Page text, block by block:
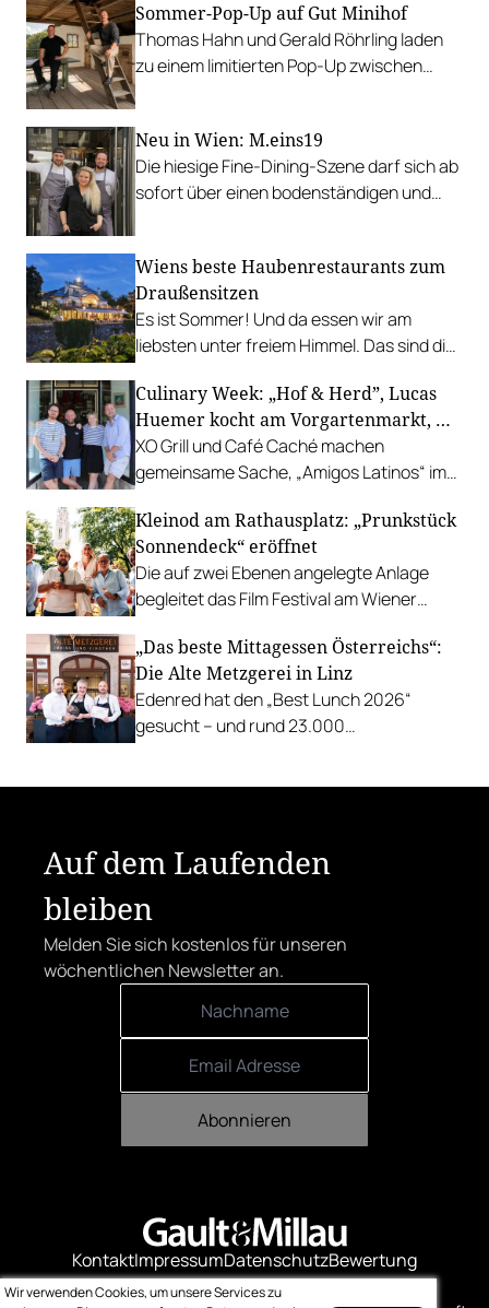
Sommer-Pop-Up auf Gut Minihof
Thomas Hahn und Gerald Röhrling laden
zu einem limitierten Pop-Up zwischen
Neu in Wien: M.eins19
Die hiesige Fine-Dining-Szene darf sich ab
sofort über einen bodenständigen und
Wiens beste Haubenrestaurants zum
Draußensitzen
Es ist Sommer! Und da essen wir am
liebsten unter freiem Himmel. Das sind die
Gastgarten.
Culinary Week: „Hof & Herd”, Lucas
Huemer kocht am Vorgartenmarkt, …
XO Grill und Café Caché machen
gemeinsame Sache, „Amigos Latinos“ im
Richard Rauch kocht in der Riederalm
u.v.m.
Kleinod am Rathausplatz: „Prunkstück
Sonnendeck“ eröffnet
Die auf zwei Ebenen angelegte Anlage
begleitet das Film Festival am Wiener
mit Cocktails, Snacks und
Veranstaltungsprogramm.
„Das beste Mittagessen Österreichs“:
Die Alte Metzgerei in Linz
Edenred hat den „Best Lunch 2026“
gesucht – und rund 23.000
Auf dem Laufenden
bleiben
Melden Sie sich kostenlos für unseren
wöchentlichen Newsletter an.
Abonnieren
KontaktImpressumDatenschutzBewertung
Logo-Downloads
Wir verwenden Cookies, um unsere Services zu